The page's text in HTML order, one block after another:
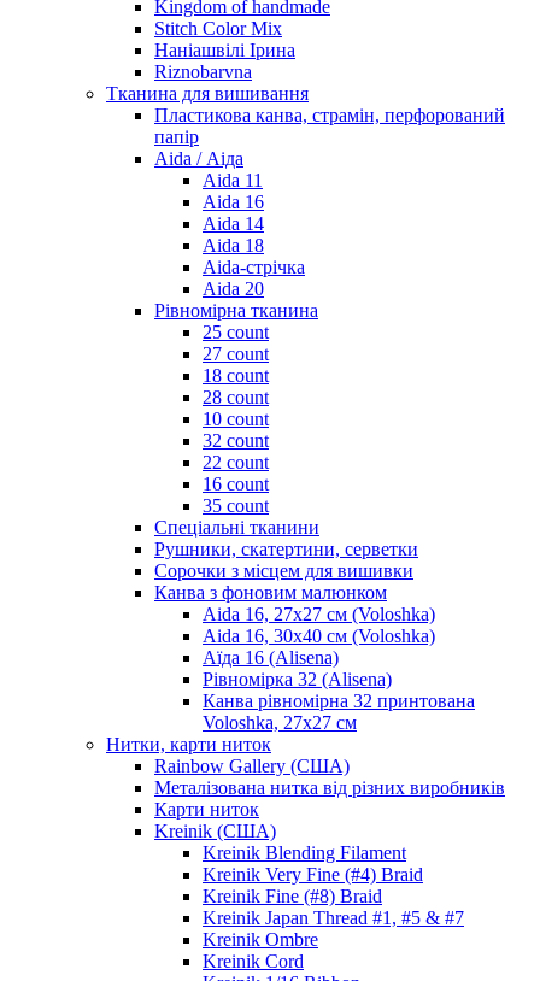
Kingdom of handmade
Stitch Color Mix
Наніашвілі Ірина
Riznobarvna
Тканина для вишивання
Пластикова канва, страмін, перфорований
папір
Aida / Аіда
Aida 11
Aida 16
Aida 14
Aida 18
Aida-стрічка
Aida 20
Рівномірна тканина
25 count
27 count
18 count
28 count
10 count
32 count
22 count
16 count
35 count
Спеціальні тканини
Рушники, скатертини, серветки
Сорочки з місцем для вишивки
Канва з фоновим малюнком
Aida 16, 27х27 см (Voloshka)
Aida 16, 30х40 см (Voloshka)
Аїда 16 (Alisena)
Рівномірка 32 (Alisena)
Канва рівномірна 32 принтована
Voloshka, 27х27 см
Нитки, карти ниток
Rainbow Gallery (США)
Металізована нитка від різних виробників
Карти ниток
Kreinik (США)
Kreinik Blending Filament
Kreinik Very Fine (#4) Braid
Kreinik Fine (#8) Braid
Kreinik Japan Thread #1, #5 & #7
Kreinik Ombre
Kreinik Cord